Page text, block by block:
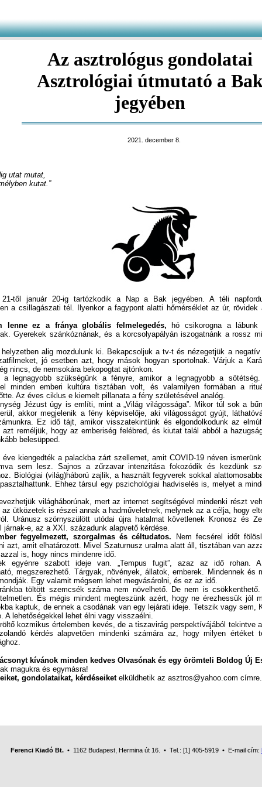
Az asztrológus gondolatai
Asztrológiai útmutató a Bak
jegyében
2021. december 8.
utat mutat,
kutat.”
21-től január 20-ig tartózkodik a Nap a Bak jegyében. A téli
a csillagászati tél. Ilyenkor a fagypont alatti hőmérséklet az úr,
lenne ez a fránya globális felmelegedés, hó csikorogna a
elpusztulnának. Gyerekek szánkóznának, és a
alig mozdulunk ki. Bekapcsoljuk a tv-t és nézegetjük a
jó esetben azt, hogy mások hogyan sportolnak. Várjuk a
nincs, de nemsokára bekopogtat ajtónkon.
a legnagyobb szükségünk a fényre, amikor a legnagyobb a
minden emberi kultúra tisztában volt, és valamilyen formában a
Az éves ciklus e kiemelt pillanata a fény születésével analóg.
Jézust úgy is említi, mint a „Világ világossága”. Mikor túl sok a
akkor megjelenik a fény képviselője, aki világosságot gyújt,
Ez idő tájt, amikor visszatekintünk és elgondolkodunk az
azt reméljük, hogy az emberiség felébred, és kiutat talál abból a
belesüpped.
kiengedték a palackba zárt szellemet, amit COVID-19 néven
sem lesz. Sajnos a zűrzavar intenzitása fokozódik és kezdünk
Biológiai (világ)háború zajlik, a használt fegyverek sokkal
Ehhez társul egy pszichológiai hadviselés is, melyet a
világháborúnak, mert az internet segítségével mindenki részt
az ütközetek is részei annak a hadműveletnek, melynek az a célja, hogy
Uránusz szörnyszülött utódai újra hatalmat követlenek Kronosz és
járnak-e, az a XXI. századunk alapvető kérdése.
fegyelmezett, szorgalmas és céltudatos. Nem fecsérel időt
megvalósítani azt, amit elhatározott. Mivel Szaturnusz
is, hogy nincs mindenre idő.
egyénre szabott ideje van. „Tempus fugit”, azaz az idő rohan.
megszerezhető. Tárgyak, növények, állatok, emberek. Mindennek és
Egy valamit mégsem lehet megvásárolni, és ez az idő.
töltött szemcsék száma nem növelhető. De nem is csökkenthető.
És mégis mindent megteszünk azért, hogy ne érezhessük jól
kaptuk, de ennek a csodának van egy lejárati ideje. Tetszik vagy sem,
A lehetőségekkel lehet élni vagy visszaélni.
kozmikus értelemben kevés, de a tiszavirág perspektívájából tekintve
kérdés alapvetően mindenki számára az, hogy milyen
kívánok minden kedves Olvasónak és egy örömteli Boldog Új
magukra és egymásra!
gondolataikat, kérdéseiketelküldhetik az asztros@yahoo.com címre.
Ferenci Kiadó Bt. • 1162 Budapest, Hermina út 16. • Tel.: [1] 405-5919 • E-mail cím: